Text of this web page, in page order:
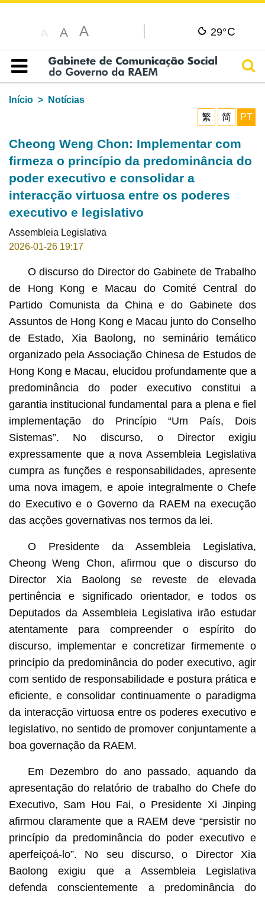
A A A 29°C
Índice
Início
Notícias
繁
简 PT
Cheong Weng Chon: Implementar com
firmeza o princípio da predominância do
poder executivo e consolidar a
interacção virtuosa entre os poderes
executivo e legislativo
Assembleia Legislativa
2026-01-26 19:17
O discurso do Director do Gabinete de Trabalho
de Hong Kong e Macau do Comité Central do
Partido Comunista da China e do Gabinete dos
Assuntos de Hong Kong e Macau junto do Conselho
de Estado, Xia Baolong, no seminário temático
organizado pela Associação Chinesa de Estudos de
Hong Kong e Macau, elucidou profundamente que a
predominância do poder executivo constitui a
garantia institucional fundamental para a plena e fiel
implementação do Princípio “Um País, Dois
Sistemas”. No discurso, o Director exigiu
expressamente que a nova Assembleia Legislativa
cumpra as funções e responsabilidades, apresente
uma nova imagem, e apoie integralmente o Chefe
do Executivo e o Governo da RAEM na execução
das acções governativas nos termos da lei.
O Presidente da Assembleia Legislativa,
Cheong Weng Chon, afirmou que o discurso do
Director Xia Baolong se reveste de elevada
pertinência e significado orientador, e todos os
Deputados da Assembleia Legislativa irão estudar
atentamente para compreender o espírito do
discurso, implementar e concretizar firmemente o
princípio da predominância do poder executivo, agir
com sentido de responsabilidade e postura prática e
eficiente, e consolidar continuamente o paradigma
da interacção virtuosa entre os poderes executivo e
legislativo, no sentido de promover conjuntamente a
boa governação da RAEM.
Em Dezembro do ano passado, aquando da
apresentação do relatório de trabalho do Chefe do
Executivo, Sam Hou Fai, o Presidente Xi Jinping
afirmou claramente que a RAEM deve “persistir no
princípio da predominância do poder executivo e
aperfeiçoá-lo”. No seu discurso, o Director Xia
Baolong exigiu que a Assembleia Legislativa
defenda conscientemente a predominância do